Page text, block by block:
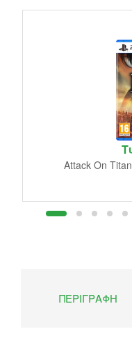
Attack On
ΠΕΡΙΓΡΑΦΉ